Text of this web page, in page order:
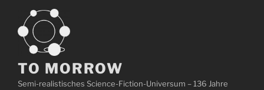
springen
TO MORROW
Semi-realistisches Science-Fiction-Universum – 136 Jahre